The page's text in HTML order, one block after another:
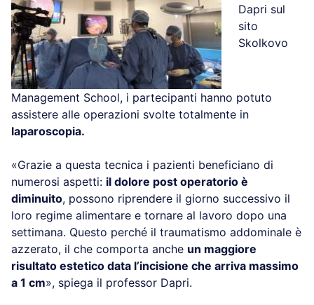
Dapri sul
sito
Skolkovo
Management School, i partecipanti hanno potuto
assistere alle operazioni svolte totalmente in
laparoscopia.
«Grazie a questa tecnica i pazienti beneficiano di
numerosi aspetti: il dolore post operatorio è
diminuito, possono riprendere il giorno successivo il
loro regime alimentare e tornare al lavoro dopo una
settimana. Questo perché il traumatismo addominale è
azzerato, il che comporta anche un maggiore
risultato estetico data l’incisione che arriva massimo
a 1 cm», spiega il professor Dapri.